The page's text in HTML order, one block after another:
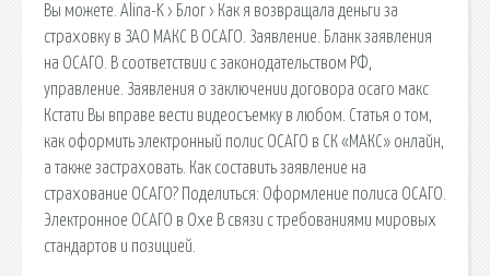
Вы можете. Alina-K › Блог › Как я возвращала деньги за
страховку в ЗАО МАКС В ОСАГО. Заявление. Бланк заявления
на ОСАГО. В соответствии с законодательством РФ,
управление. Заявления о заключении договора осаго макс
Кстати Вы вправе вести видеосъемку в любом. Статья о том,
как оформить электронный полис ОСАГО в СК «МАКС» онлайн,
а также застраховать. Как составить заявление на
страхование ОСАГО? Поделиться: Оформление полиса ОСАГО.
Электронное ОСАГО в Охе В связи с требованиями мировых
стандартов и позицией.